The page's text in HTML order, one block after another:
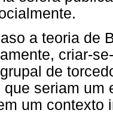
a teoria de
criar-
de
seriam um
um contexto